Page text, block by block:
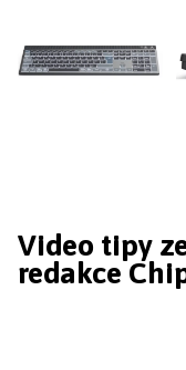
Video tipy
redakce